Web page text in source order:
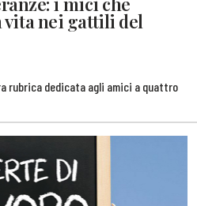
vita nei gattili del
rubrica dedicata agli amici a quattro